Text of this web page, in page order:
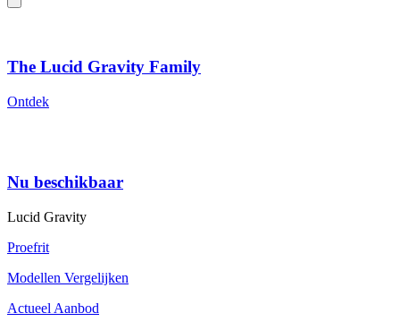
The Lucid Gravity Family
Ontdek
Nu beschikbaar
Lucid Gravity
Proefrit
Modellen Vergelijken
Actueel Aanbod